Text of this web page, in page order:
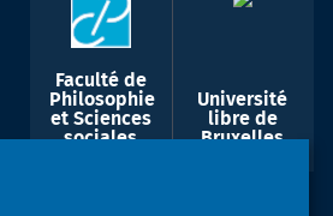
Faculté de
Philosophie
et Sciences
sociales
Université
libre de
Bruxelles